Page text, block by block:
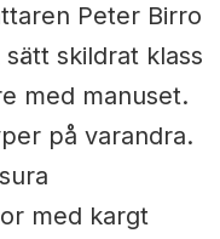
Peter Birro
skildrat klass
med manuset.
på varandra.
med kargt